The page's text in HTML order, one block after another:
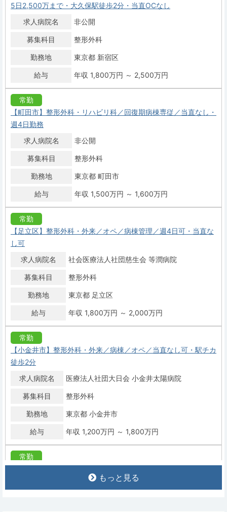
5日2,500万まで・大久保駅徒歩2分・当直OCなし
求人病院名
非公開
募集科目 整形外科
勤務地 東京都 新宿区
給与 年収 1,800万円 ～ 2,500万円
常勤
【町田市】整形外科・リハビリ科／回復期病棟専従／当直なし・
週4日勤務
求人病院名
非公開
募集科目 整形外科
勤務地 東京都 町田市
給与 年収 1,500万円 ～ 1,600万円
常勤
【足立区】整形外科・外来／オペ／病棟管理／週4日可・当直な
し可
求人病院名
社会医療法人社団慈生会 等潤病院
募集科目 整形外科
勤務地 東京都 足立区
給与 年収 1,800万円 ～ 2,000万円
常勤
【小金井市】整形外科・外来／病棟／オペ／当直なし可・駅チカ
徒歩2分
求人病院名
医療法人社団大日会 小金井太陽病院
募集科目 整形外科
勤務地 東京都 小金井市
給与 年収 1,200万円 ～ 1,800万円
常勤
もっと見る